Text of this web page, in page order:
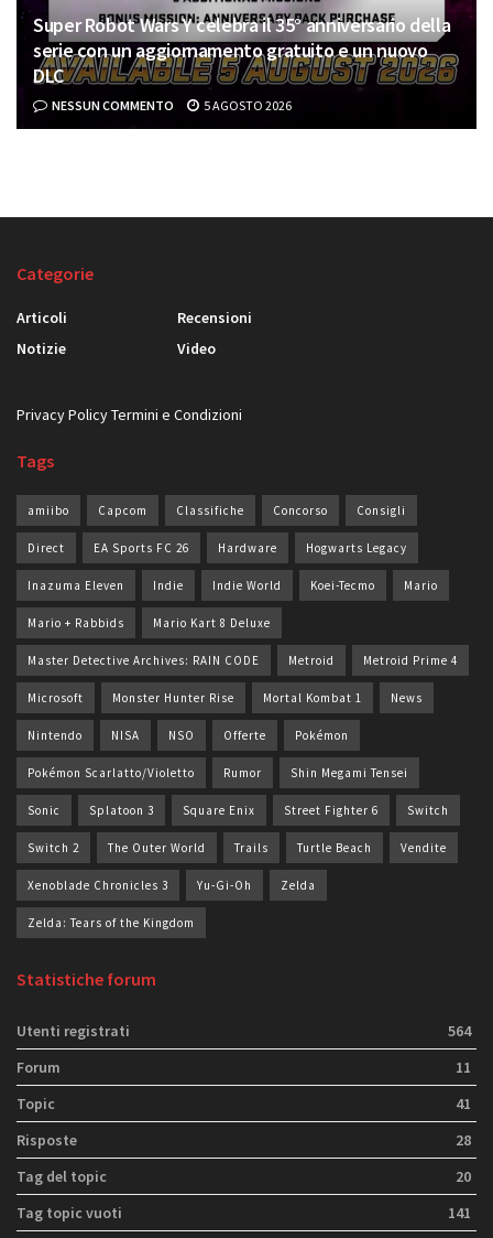
Super Robot Wars Y celebra il 35° anniversario della
serie con un aggiornamento gratuito e un nuovo
DLC
NESSUN COMMENTO 5 AGOSTO 2026
Categorie
Articoli
Notizie
Recensioni
Video
Privacy PolicyTermini e Condizioni
Tags
amiibo Capcom Classifiche Concorso Consigli
Direct EA Sports FC 26 Hardware Hogwarts Legacy
Inazuma Eleven Indie Indie World Koei-Tecmo Mario
Mario + Rabbids Mario Kart 8 Deluxe
Master Detective Archives: RAIN CODE Metroid Metroid Prime 4
Microsoft Monster Hunter Rise Mortal Kombat 1 News
Nintendo NISA NSO Offerte Pokémon
Pokémon Scarlatto/Violetto Rumor Shin Megami Tensei
Sonic Splatoon 3 Square Enix Street Fighter 6 Switch
Switch 2 The Outer World Trails Turtle Beach Vendite
Xenoblade Chronicles 3 Yu-Gi-Oh Zelda
Zelda: Tears of the Kingdom
Statistiche forum
Utenti registrati
564
Forum
11
Topic
41
Risposte
28
Tag del topic
20
Tag topic vuoti
141